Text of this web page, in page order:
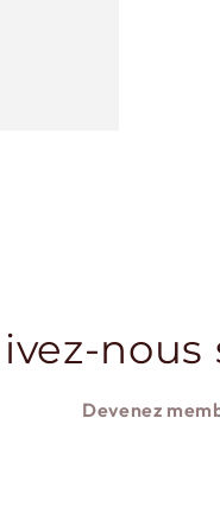
nous
Devenez